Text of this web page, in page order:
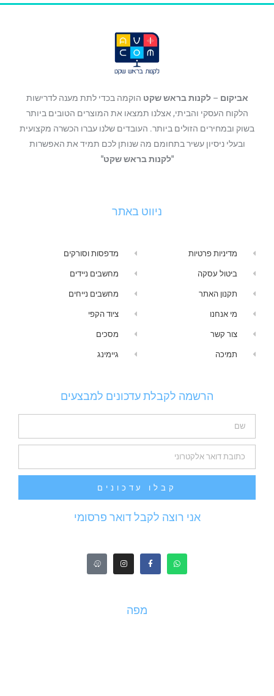
אביקום –לקנות בראש שקט הוקמה בכדי לתת מענה לדרישות
הלקוח העסקי והביתי, אצלנו תמצאו את המוצרים הטובים ביותר
בשוק ובמחירים הזולים ביותר. העובדים שלנו עברו הכשרה מקצועית
ובעלי ניסיון עשיר בתחומם מה שנותן לכם תמיד את האפשרות
"לקנות בראש שקט"
ניווט באתר
מדיניות פרטיות
ביטול עסקה
תקנון האתר
מי אנחנו
צור קשר
תמיכה
מדפסות וסורקים
מחשבים ניידים
מחשבים נייחים
ציוד הקפי
מסכים
גיימינג
הרשמה לקבלת עדכונים למבצעים
קבלו עדכונים
אני רוצה לקבל דואר פרסומי
מפה